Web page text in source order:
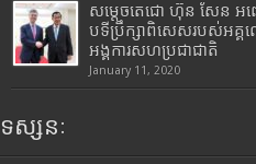
សម្តេចតេជោ ហ៊ុន សែន អ
បទីប្រឹក្សាពិសេសរបស់អគ្គល
អង្គការសហប្រជាជាតិ
January 11, 2020
ទស្សនៈ